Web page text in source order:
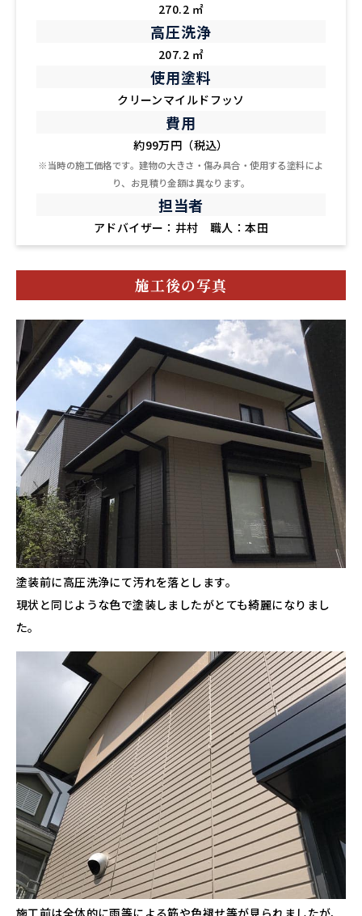
270.2 ㎡
高圧洗浄
207.2 ㎡
使用塗料
クリーンマイルドフッソ
費用
約99万円（税込）
※当時の施工価格です。建物の大きさ・傷み具合・使用する塗料によ
り、お見積り金額は異なります。
担当者
アドバイザー：井村 職人：本田
施工後の写真
塗装前に高圧洗浄にて汚れを落とします。
現状と同じような色で塗装しましたがとても綺麗になりまし
た。
施工前は全体的に雨等による筋や色褪せ等が見られましたが、